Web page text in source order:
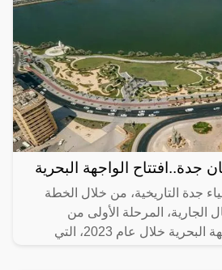
جدة..افتتاح الواجهة البحرية
جدة التاريخية، من خلال الخطة
الجارية، المرحلة الأولى من
مشروع تطوير الواجهة البحرية خلال عام 2023، التي